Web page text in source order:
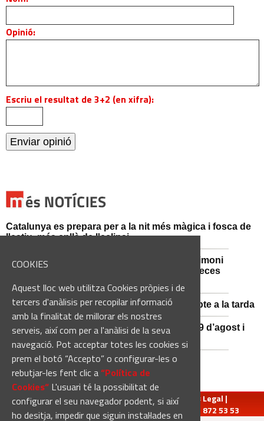
COOKIES
Aquest lloc web utilitza Cookies pròpies i de
tercers d'anàlisis per recopilar informació
amb la finalitat de millorar els nostres
serveis, així com per a l'anàlisi de la seva
navegació. Pot acceptar totes les cookies si
prem el botó “Accepto” o configurar-les o
rebutjar-les fent clic a“Política de
Cookies“ L'usuari té la possibilitat de
configurar el seu navegador podent, si així
ho desitja, impedir que siguin instal·lades en
Opinió:
Escriu el resultat de 3+2 (en xifra):
Catalunya es prepara per a la nit més màgica i fosca de
l'estiu, més enllà de l'eclipsi
Sant Fruitós de Bages posa en valor el patrimoni
agrícola amb la restauració i exposició de peces
Es manté la previsió de pluges fortes dissabte a la tarda
El 3x3 de bàsquet de Solsona s’avança al 29 d’agost i
estrena premis en metàl·lic
redaccio@manresadiari.cat|Qui som Avís Legal |
Pompeu Fabra, 7-13, 08240-Manresa | Tel.: 93 872 53 53